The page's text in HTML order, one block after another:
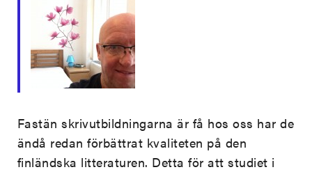
Fastän skrivutbildningarna är få hos oss har de
ändå redan förbättrat kvaliteten på den
finländska litteraturen. Detta för att studiet i